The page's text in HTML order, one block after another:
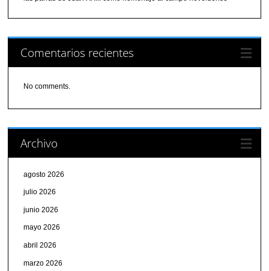
Comentarios recientes
No comments.
Archivo
agosto 2026
julio 2026
junio 2026
mayo 2026
abril 2026
marzo 2026